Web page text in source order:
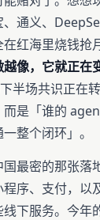
通义、
红海里烧钱抢
像，它就正在
半场共识正
而是「谁的
整个闭环」。
最密的那张落
序、支付，以
下服务。今年